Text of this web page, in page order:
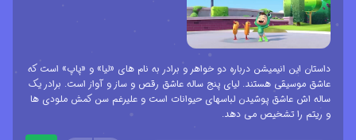
داستان این انیمیشن درباره دو خواهر و برادر به نام های «لیا» و «پاپ» است که
عاشق موسیقی هستند. لیای پنج ساله عاشق رقص و ساز و آواز است. برادر یک
ساله اش عاشق پوشیدن لباسهای حیوانات است و علیرغم سن کمش ملودی ها
و ریتم را تشخیص می دهد.